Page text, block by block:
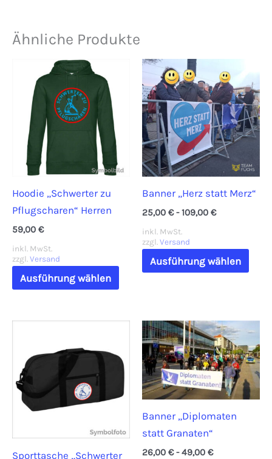
Ähnliche Produkte
Hoodie „Schwerter zu
Pflugscharen“ Herren
59,00 €
inkl. MwSt.
zzgl. Versand
Ausführung wählen
Dieses
Produkt
mehrere
Varianten
auf.
Die
Optionen
der
Produktseite
Banner „Herz statt Merz“
25,00 €-109,00 €
inkl. MwSt.
zzgl. Versand
Ausführung wählen
auf.
Die
Sporttasche „Schwerter
Banner „Diplomaten
statt Granaten“
26,00 €-49,00 €